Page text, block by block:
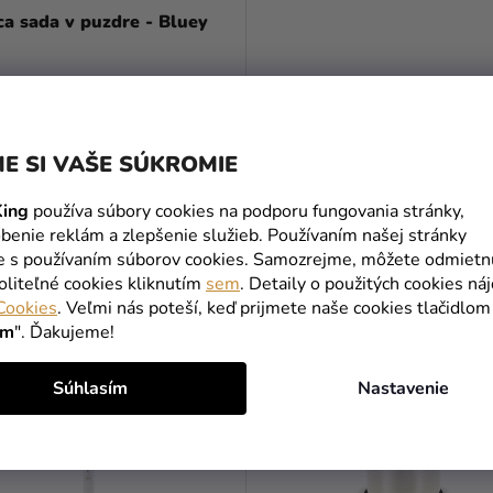
SI VAŠE SÚKROMIE
používa súbory cookies na podporu fungovania stránky,
reklám a zlepšenie služieb. Používaním našej stránky
s používaním súborov cookies. Samozrejme, môžete
cookies kliknutím sem. Detaily o použitých cookies
. Veľmi nás poteší, keď prijmete naše cookies tlačidlom
". Ďakujeme!
Nastavenie
Súhlasím
sada v puzdre - Bluey
DO KOŠÍKA
MOHLO BY VÁS ZAUJÍMAŤ